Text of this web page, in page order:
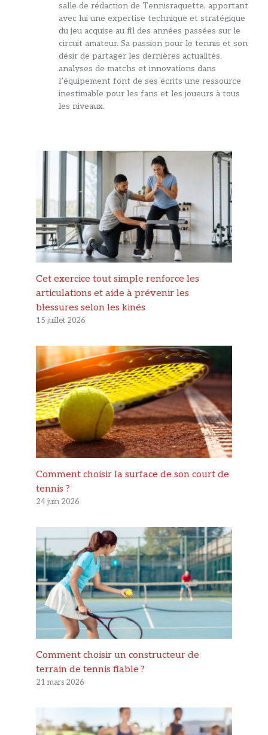
salle de rédaction de Tennisraquette, apportant
avec lui une expertise technique et stratégique
du jeu acquise au fil des années passées sur le
circuit amateur. Sa passion pour le tennis et son
désir de partager les dernières actualités,
analyses de matchs et innovations dans
l’équipement font de ses écrits une ressource
inestimable pour les fans et les joueurs à tous
les niveaux.
Cet exercice tout simple renforce les
articulations et aide à prévenir les
blessures selon les kinés
15 juillet 2026
Comment choisir la surface de son court de
tennis ?
24 juin 2026
Comment choisir un constructeur de
terrain de tennis fiable ?
21 mars 2026